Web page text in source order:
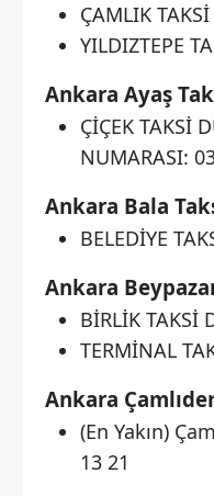
ÇAMLIK
YILDIZTEPE
Ankara Ayaş
ÇİÇEK TAKSİ
NUMARASI:
Ankara Bala
BELEDİYE
Ankara
BİRLİK TAKSİ
TERMİNAL
Ankara
(En Yakın)
13 21